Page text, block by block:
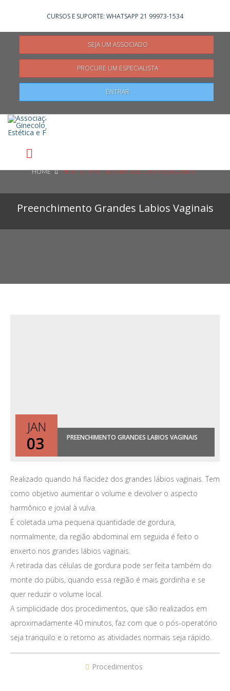
Pesquisar
CURSOS E SUPORTE: WHATSAPP 21 99973-1534
SEJA UM ASSOCIADO
PROCURE UM ESPECIALISTA
ENTRAR
HOME PREENCHIMENTO GRANDES LABIOS VAGINAIS
Preenchimento Grandes Labios Vaginais
JAN
03 PREENCHIMENTO GRANDES LABIOS VAGINAIS
Realizado quando há flacidez dos grandes lábios vaginais. Tem
como objetivo aumentar o volume e devolver o aspecto
harmônico e jovial à vulva.
É coletada uma pequena quantidade de gordura,
normalmente, da região abdominal em seguida é feito o
enxerto nos grandes lábios vaginais.
A retirada das células de gordura pode ser feita também do
monte do púbis, quando essa região é mais gordinha e se
quer reduzir o volume local.
A simplicidade dos procedimentos, que são realizados em
aproximadamente 40 minutos, faz com que o pós-operatório
seja tranquilo e o retorno as atividades normais seja rápido.
Procedimentos